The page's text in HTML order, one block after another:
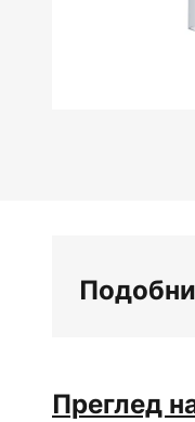
галерия
Преглед